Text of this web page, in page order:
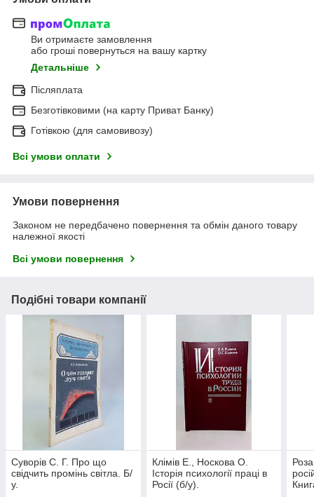
Ви отримаєте замовлення
або гроші повернуться на вашу картку
Детальніше
Післяплата
Безготівковими (на карту Приват Банку)
Готівкою (для самовивозу)
Всі умови оплати
Умови повернення
Законом не передбачено повернення та обмін даного товару
належної якості
Всі умови повернення
Подібні товари компанії
Суворів С. Г. Про що
свідчить промінь світла. Б/
у.
Клімів Е., Носкова О.
Історія психології праці в
Росії (б/у).